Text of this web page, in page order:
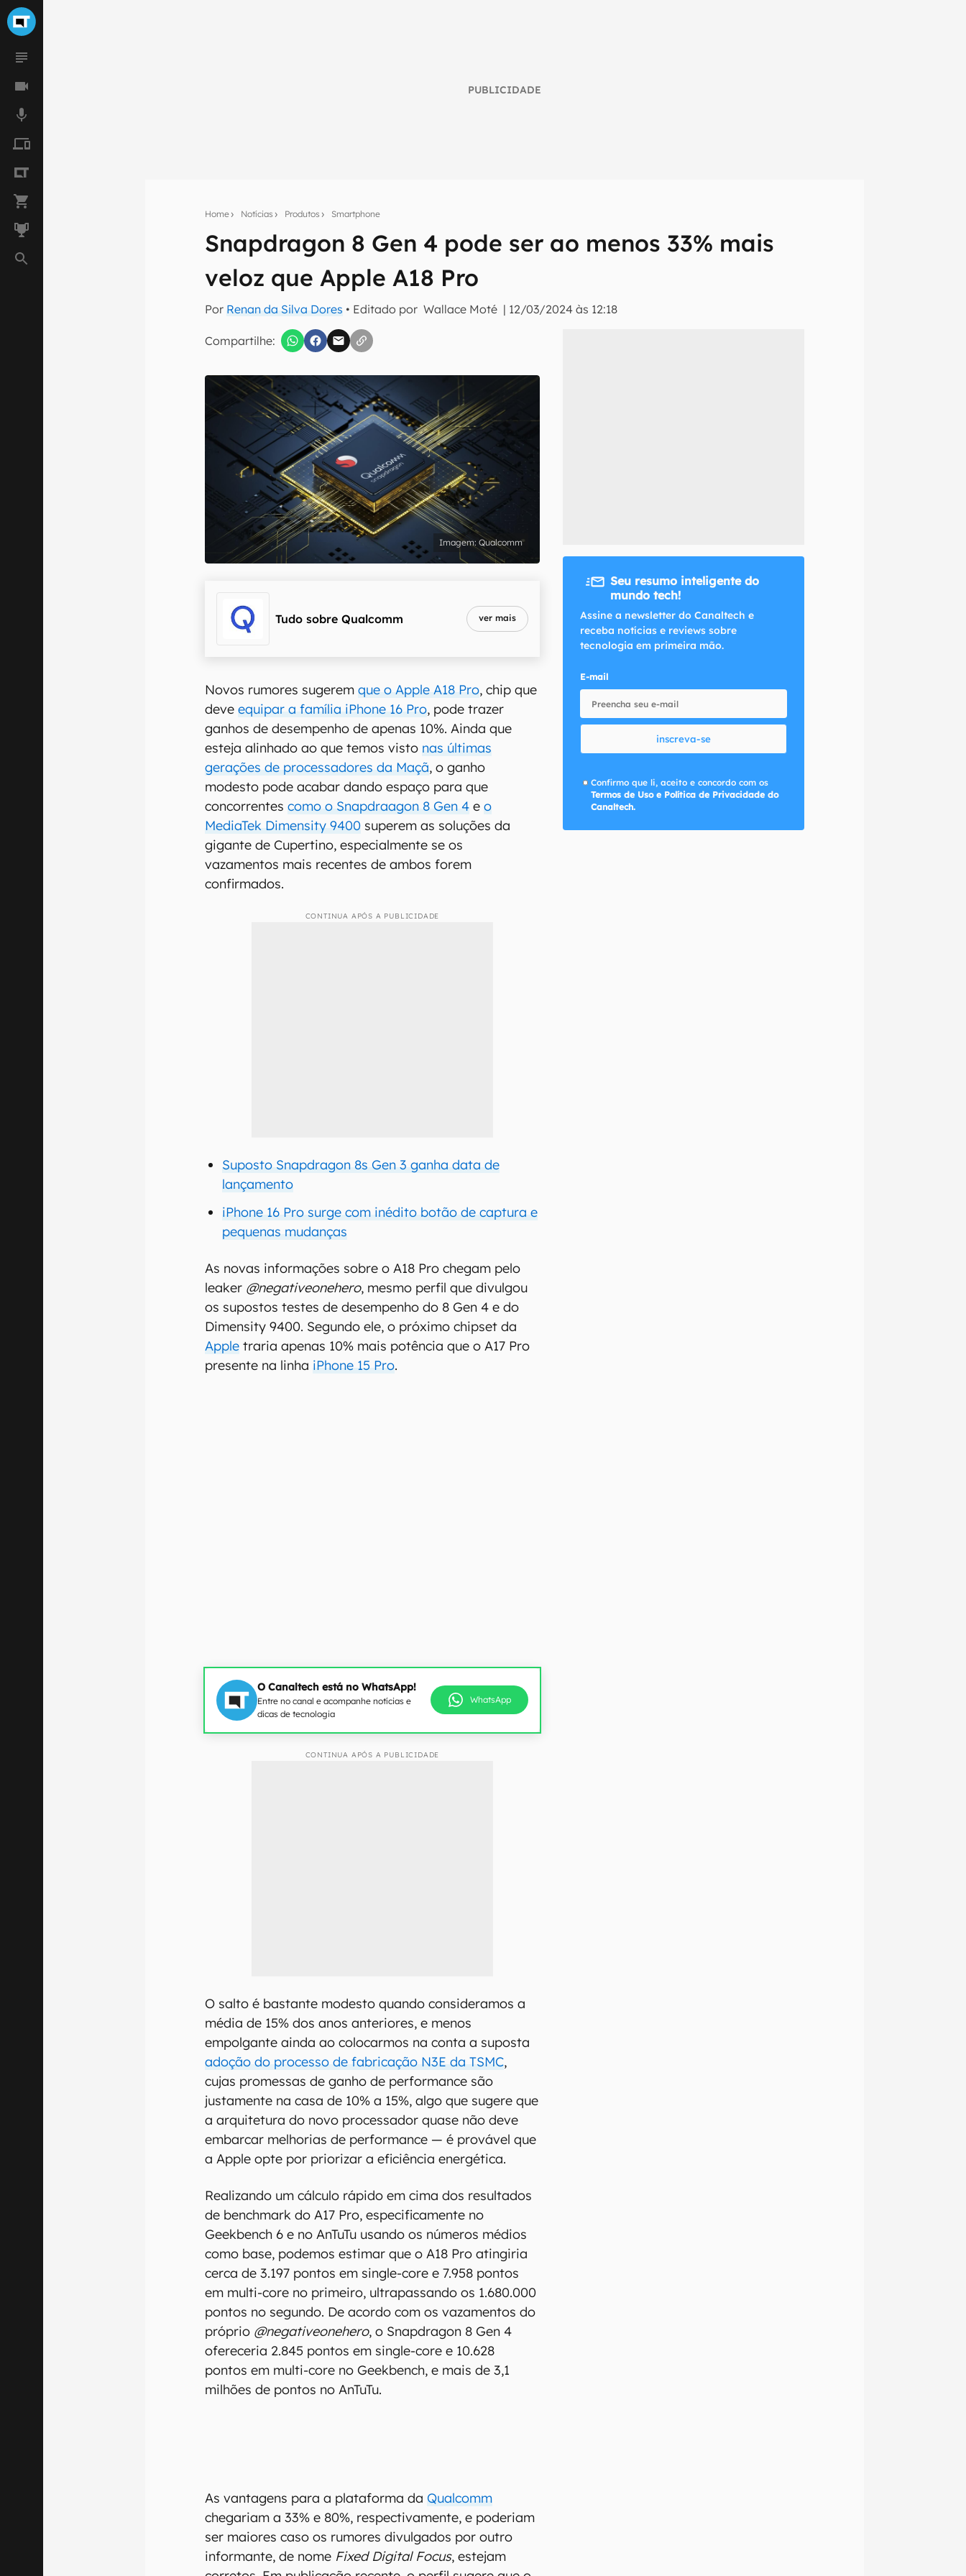
PUBLICIDADE
Home Notícias Produtos Smartphone
Snapdragon 8 Gen 4 pode ser ao menos 33% mais
veloz que Apple A18 Pro
Por Renan da Silva Dores • Editado por Wallace Moté | 12/03/2024 às 12:18
Compartilhe:
Seu resumo inteligente do mundo tech!
Assine a newsletter do Canaltech e receba notícias e reviews sobre tecnologia em primeira
inscreva-se
Confirmo que li, aceito e concordo com os Termos de Uso e Política de Privacidade do Canaltech.
Qualcomm
Tudo sobre Qualcomm ver mais
Novos rumores sugeremque o Apple A18 Pro, chip que
deveequipar a família iPhone 16 Pro, pode trazer
ganhos de desempenho de apenas 10%. Ainda que
esteja alinhado ao que temos visto nas últimas
gerações de processadores da Maçã, o ganho
modesto pode acabar dando espaço para que
concorrentescomo o Snapdraagon 8 Gen 4 eo
MediaTek Dimensity 9400 superem as soluções da
gigante de Cupertino, especialmente se os
vazamentos mais recentes de ambos forem
confirmados.
CONTINUA APÓS A PUBLICIDADE
Suposto Snapdragon 8s Gen 3 ganha data de
lançamento
iPhone 16 Pro surge com inédito botão de captura e
pequenas mudanças
As novas informações sobre o A18 Pro chegam pelo
leaker @negativeonehero, mesmo perfil que divulgou
os supostos testes de desempenho do 8 Gen 4 e do
Dimensity 9400. Segundo ele, o próximo chipset da
Apple traria apenas 10% mais potência que o A17 Pro
presente na linha iPhone 15 Pro.
O Canaltech está no WhatsApp!
Entre no canal e acompanhe notícias e
dicas de tecnologia
WhatsApp
CONTINUA APÓS A PUBLICIDADE
O salto é bastante modesto quando consideramos a
média de 15% dos anos anteriores, e menos
empolgante ainda ao colocarmos na conta a suposta
adoção do processo de fabricação N3E da TSMC,
cujas promessas de ganho de performance são
justamente na casa de 10% a 15%, algo que sugere que
a arquitetura do novo processador quase não deve
embarcar melhorias de performance — é provável que
a Apple opte por priorizar a eficiência energética.
Realizando um cálculo rápido em cima dos resultados
de benchmark do A17 Pro, especificamente no
Geekbench 6 e no AnTuTu usando os números médios
como base, podemos estimar que o A18 Pro atingiria
cerca de 3.197 pontos em single-core e 7.958 pontos
em multi-core no primeiro, ultrapassando os 1.680.000
pontos no segundo. De acordo com os vazamentos do
próprio @negativeonehero, o Snapdragon 8 Gen 4
ofereceria 2.845 pontos em single-core e 10.628
pontos em multi-core no Geekbench, e mais de 3,1
milhões de pontos no AnTuTu.
As vantagens para a plataforma daQualcomm
chegariam a 33% e 80%, respectivamente, e poderiam
ser maiores caso os rumores divulgados por outro
informante, de nome Fixed Digital Focus, estejam
Seu resumo inteligente do
mundo tech!
Assine a newsletter do Canaltech e
receba notícias e reviews sobre
tecnologia em primeira mão.
E-mail
inscreva-se
Confirmo que li, aceito e concordo com os
Termos de Uso e Política de Privacidade do
Canaltech.